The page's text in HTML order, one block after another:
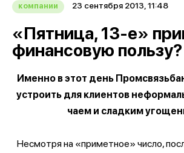
компании 23 сентября 2013, 11:48
«Пятница, 13-е»
финансовую пользу?
Именно в этот день
устроить для клиентов
чаем и сладким
Несмотря на «приметное» число,